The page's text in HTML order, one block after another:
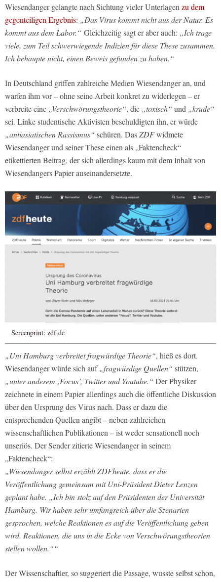
Wiesendanger gelangte nach Sichtung vieler Unterlagenzu dem
gegenteiligen Ergebnis: „Das Virus kommt nicht aus der Natur. Es
kommt aus dem Labor.“ Gleichzeitig sagt er aber auch: „Ich trage
viele, zum Teil schwerwiegende Indizien für diese These zusammen.
Ich behaupte nicht, einen Beweis gefunden zu haben.“
In Deutschland griffen zahlreiche Medien Wiesendanger an, und
warfen ihm vor – ohne seine Arbeit konkret zu widerlegen – er
verbreite eine „Verschwörungstheorie“, die „toxisch“ und „krude“
sei. Linke studentische Aktivisten beschuldigten ihn, er würde
„antiasiatischen Rassismus“ schüren. DasZDFwidmete
Wiesendanger und seiner These einen als „Faktencheck“
etikettierten Beitrag, der sich allerdings kaum mit dem Inhalt von
Wiesendangers Papier auseinandersetzte.
Screenprint: zdf.de
„Uni Hamburg verbreitet fragwürdige Theorie“, hieß es dort.
Wiesendanger würde sich auf„fragwürdige Quellen“ stützen,
„unter anderem ‚Focus’, Twitter und Youtube.“ Der Physiker
zeichnete in einem Papier allerdings auch die öffentliche Diskussion
über den Ursprung des Virus nach. Dass er dazu die
entsprechenden Quellen angibt – neben zahlreichen
wissenschaftlichen Publikationen – ist weder sensationell noch
unseriös. Der Sender zitierte Wiesendanger in seinem
„Faktencheck“:
„Wiesendanger selbst erzählt ZDFheute, dass er die
Veröffentlichung gemeinsam mit Uni-Präsident Dieter Lenzen
geplant habe. „Ich bin stolz auf den Präsidenten der Universität
Hamburg. Wir haben sehr umfangreich über die Szenarien
gesprochen, welche Reaktionen es auf die Veröffentlichung geben
wird. Reaktionen, die uns in die Ecke von Verschwörungstheorien
stellen wollen.““
Der Wissenschaftler, so suggeriert die Passage, wusste selbst schon,